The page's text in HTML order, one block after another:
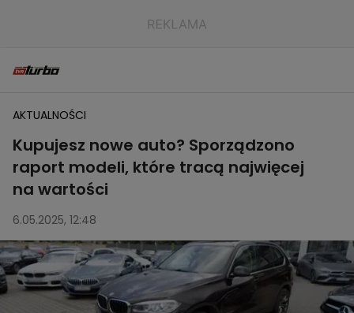
AKTUALNOŚCI
Kupujesz nowe auto? Sporządzono
raport modeli, które tracą najwięcej
na wartości
6.05.2025, 12:48